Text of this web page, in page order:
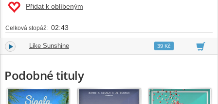
Přidat k oblíbeným
Celková stopáž: 02:43
1. Like Sunshine 02:4339 Kč
Podobné tituly